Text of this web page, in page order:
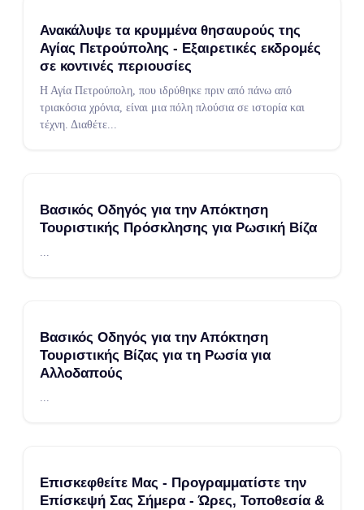
Ανακάλυψε τα κρυμμένα θησαυρούς της
Αγίας Πετρούπολης - Εξαιρετικές εκδρομές
σε κοντινές περιουσίες
Η Αγία Πετρούπολη, που ιδρύθηκε πριν από πάνω από
τριακόσια χρόνια, είναι μια πόλη πλούσια σε ιστορία και
τέχνη. Διαθέτε...
Βασικός Οδηγός για την Απόκτηση
Τουριστικής Πρόσκλησης για Ρωσική Βίζα
...
Βασικός Οδηγός για την Απόκτηση
Τουριστικής Βίζας για τη Ρωσία για
Αλλοδαπούς
...
Επισκεφθείτε Μας - Προγραμματίστε την
Επίσκεψή Σας Σήμερα - Ώρες, Τοποθεσία &